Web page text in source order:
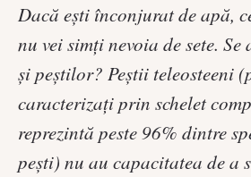
Dacă ești înconjurat de apă,
nu vei simți nevoia de sete.
și peștilor? Peștii teleosteeni
caracterizați prin schelet
reprezintă peste 96% dintre
pești) nu au capacitatea de a